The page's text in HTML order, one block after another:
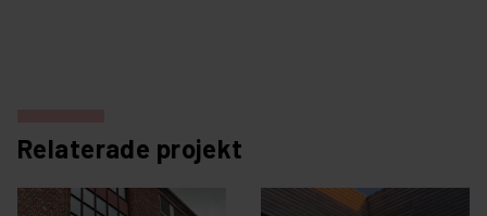
Relaterade projekt